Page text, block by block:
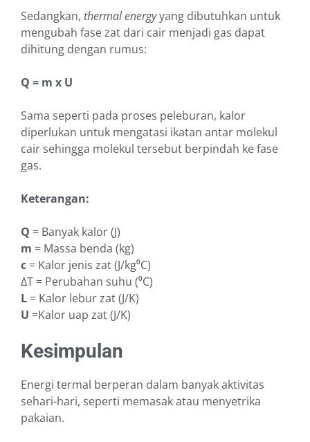
Sedangkan, thermal energyyang dibutuhkan untuk
mengubah fase zat dari cair menjadi gas dapat
dihitung dengan rumus:
Q = m x U
Sama seperti pada proses peleburan, kalor
diperlukan untuk mengatasi ikatan antar molekul
cair sehingga molekul tersebut berpindah ke fase
gas.
Keterangan:
Q = Banyak kalor (J)
m = Massa benda (kg)
c = Kalor jenis zat (J/kg⁰C)
ΔT = Perubahan suhu (⁰C)
L = Kalor lebur zat (J/K)
U =Kalor uap zat (J/K)
Kesimpulan
Energi termal berperan dalam banyak aktivitas
sehari-hari, seperti memasak atau menyetrika
pakaian.